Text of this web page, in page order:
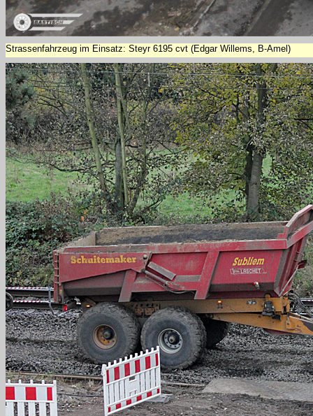
Strassenfahrzeug im Einsatz: Steyr 6195 cvt (Edgar Willems, B-Amel)